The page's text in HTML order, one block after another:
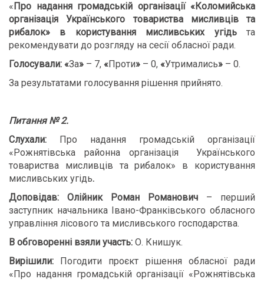
«Про надання громадській організації «Коломийська
організація Українського товариства мисливців та
рибалок» в користування мисливських угідьта
рекомендувати до розгляду на сесії обласної ради.
Голосували: «За» – 7, «Проти» – 0, «Утримались» – 0.
За результатами голосування рішення прийнято.
Питання № 2.
Слухали: Про надання громадській організації
«Рожнятівська районна організація Українського
товариства мисливців та рибалок» в користування
мисливських угідь.
Доповідав: Олійник Роман Романович – перший
заступник начальника Івано-Франківського обласного
управління лісового та мисливського господарства.
В обговоренні взяли участь: О. Книшук.
Вирішили: Погодити проєкт рішення обласної ради
«Про надання громадській організації «Рожнятівська